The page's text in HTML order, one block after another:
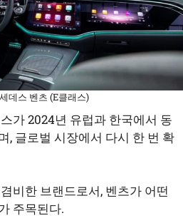
데스 벤츠 (E클래스)
가 2024년 유럽과 한국에서 동
, 글로벌 시장에서 다시 한 번 확
비한 브랜드로서, 벤츠가 어떤
주목된다.